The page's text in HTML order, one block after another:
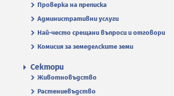
Проверка на преписка
Административни услуги
Най-често срещани въпроси и отговори
Комисия за земеделските земи
Сектори
Животновъдство
Растениевъдство